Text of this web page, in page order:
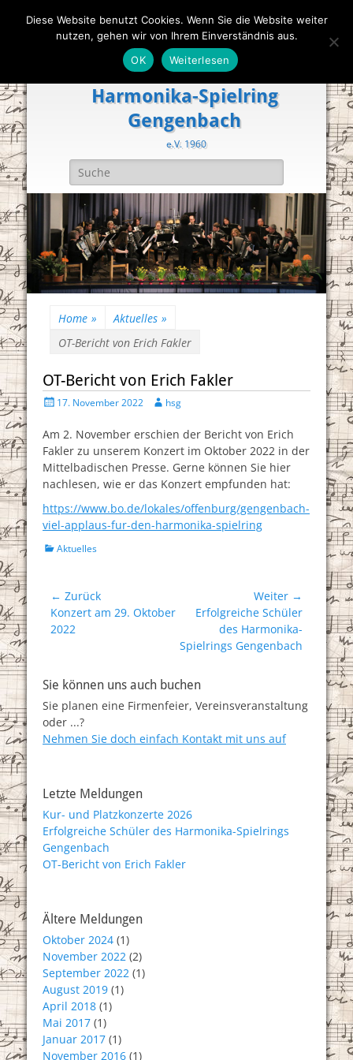
Harmonika-Spielring
Gengenbach
e.V. 1960
Suche
nach:
Home » Aktuelles »
OT-Bericht von Erich Fakler
OT-Bericht von Erich Fakler
Posted17. November 2022 Author
hsg
Am 2. November erschien der Bericht von Erich
Fakler zu unserem Konzert im Oktober 2022 in der
Mittelbadischen Presse. Gerne können Sie hier
nachlesen, wie er das Konzert empfunden hat:
https://www.bo.de/lokales/offenburg/gengenbach-
viel-applaus-fur-den-harmonika-spielring
Kategorien
Aktuelles
Beitragsnavigation
← Zurück
Vorheriger
Beitrag:
Konzert am 29. Oktober
2022
Weiter →
Nächster
Erfolgreiche Schüler
des Harmonika-
Spielrings Gengenbach
Sie können uns auch buchen
Sie planen eine Firmenfeier, Vereinsveranstaltung
oder ...?
Nehmen Sie doch einfach Kontakt mit uns auf
Letzte Meldungen
Kur- und Platzkonzerte 2026
Erfolgreiche Schüler des Harmonika-Spielrings
Gengenbach
OT-Bericht von Erich Fakler
Ältere Meldungen
Oktober 2024 (1)
November 2022 (2)
September 2022 (1)
August 2019 (1)
April 2018 (1)
Mai 2017 (1)
Januar 2017 (1)
November 2016 (1)
Diese Website benutzt Cookies. Wenn Sie die Website weiter
nutzen, gehen wir von Ihrem Einverständnis aus.
OK
Weiterlesen